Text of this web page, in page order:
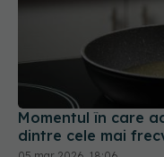
Momentul în care
dintre cele mai
05 mar 2026, 18:06